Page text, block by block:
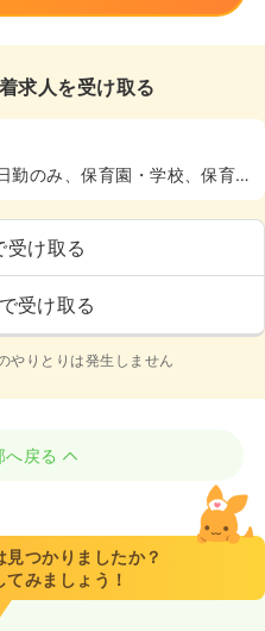
求人を受け取る
勤のみ、保育園・学校、保育
受け取る
受け取る
やりとりは発生しません
へ戻る
つかりましたか？
みましょう！